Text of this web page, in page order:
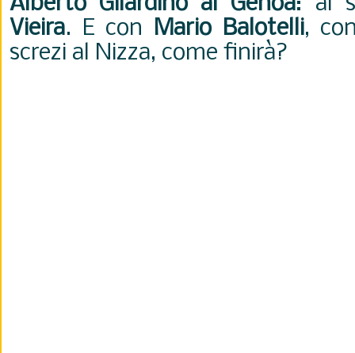
Vieira. E con Mario Balotelli,
screzi al Nizza, come finirà?